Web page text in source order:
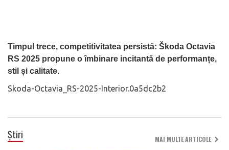
Timpul trece, competitivitatea persistă: Škoda Octavia
RS 2025 propune o îmbinare incitantă de performanțe,
stil și calitate.
Skoda-Octavia_RS-2025-Interior.0a5dc2b2
Știri MAI MULTE ARTICOLE